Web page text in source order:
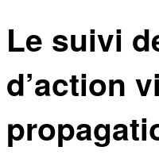
Le suivi
d’action